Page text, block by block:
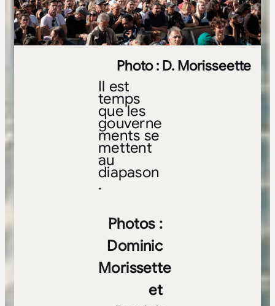
Photo : D. Morisseette
Il est
temps
que les
gouverne
ments se
mettent
au
diapason
.
Photos :
Dominic
Morissette
et